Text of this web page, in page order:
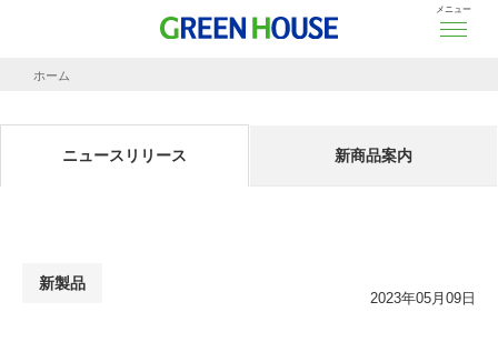
メニュー
ホーム
ニュースリリース 新商品案内
新製品
2023年05月09日